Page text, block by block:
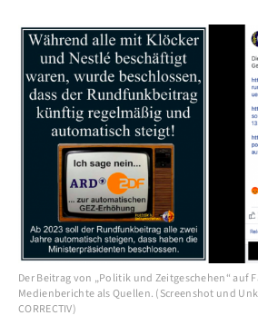
Der Beitrag von „Politik und Zeitgeschehen“ auf
Medienberichte als Quellen. (Screenshot und
CORRECTIV)